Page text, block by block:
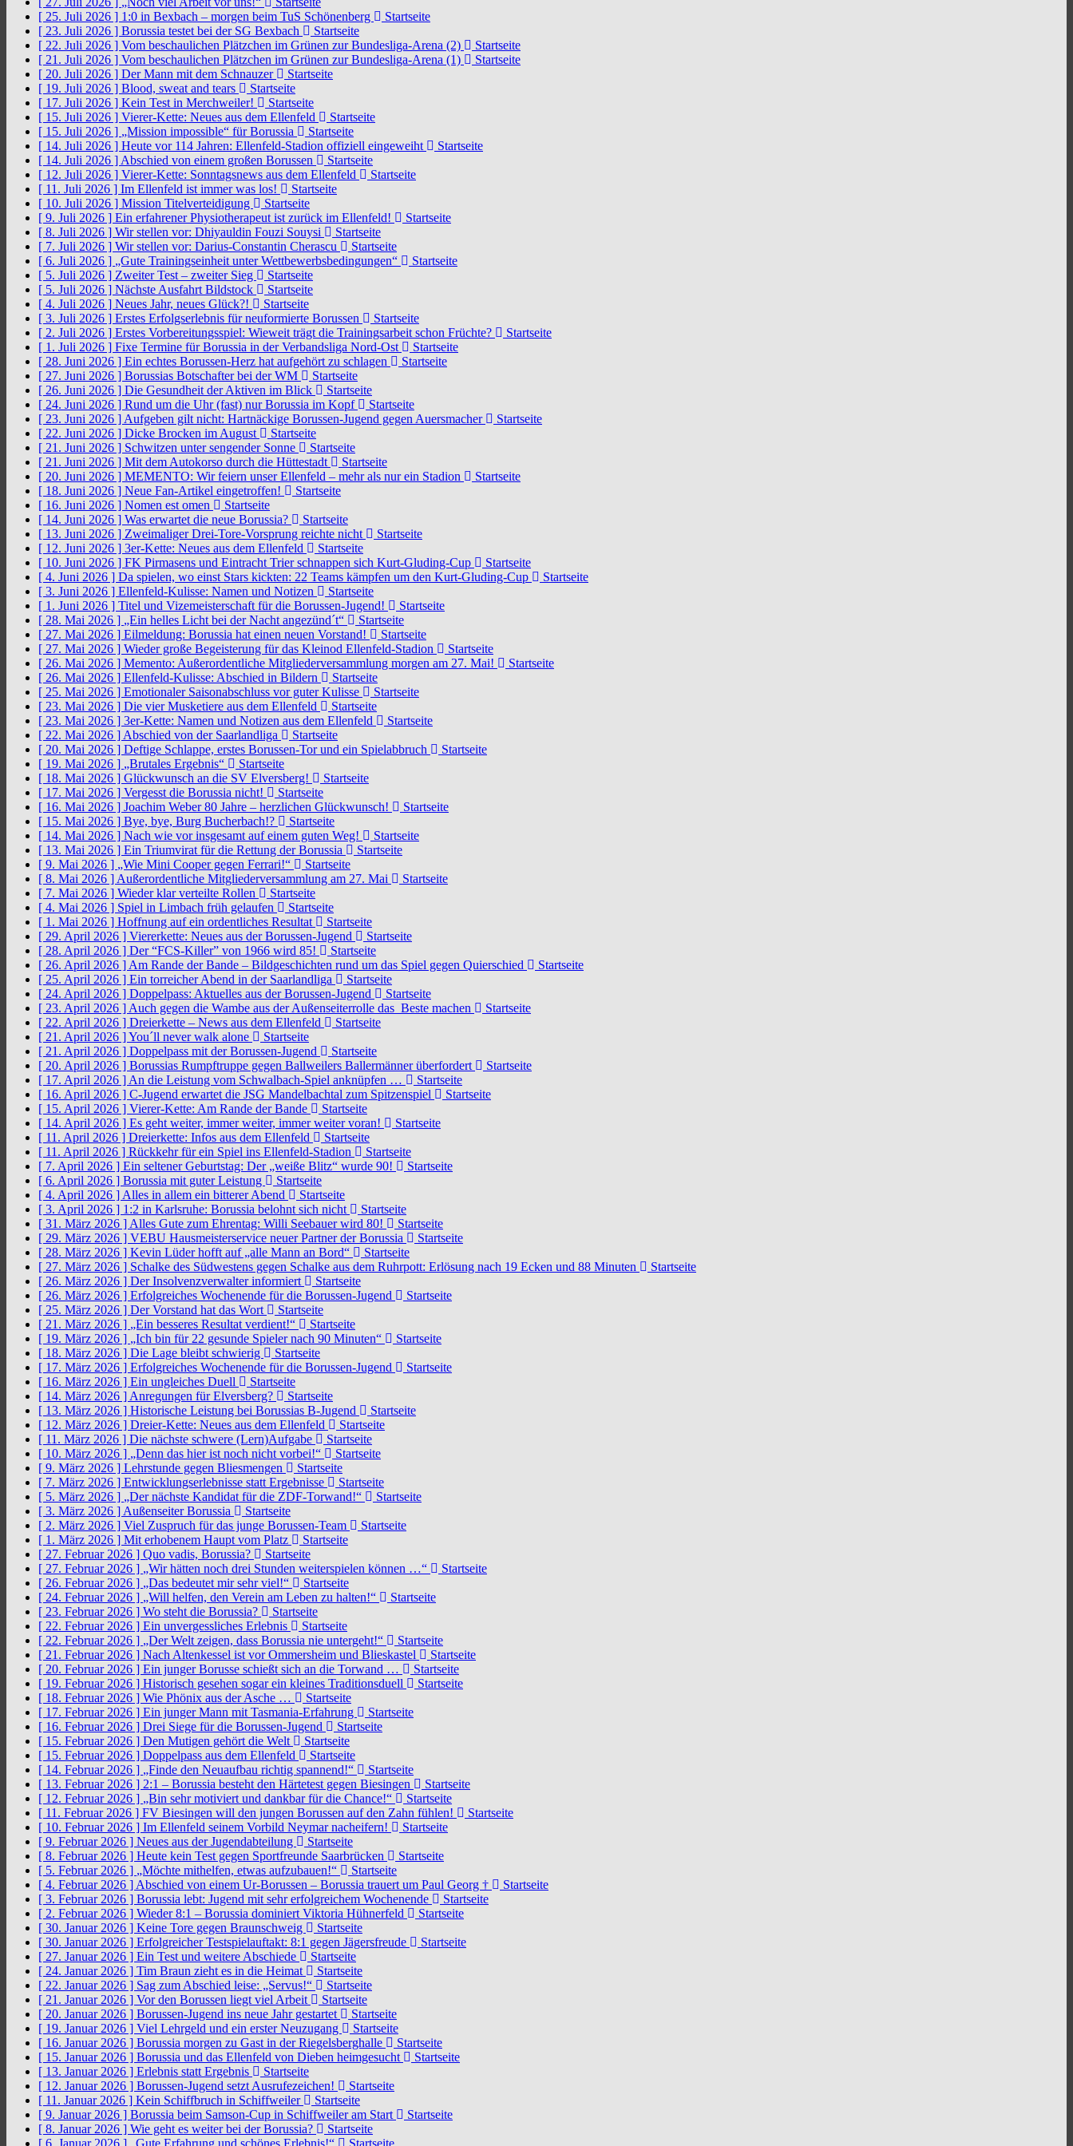
[ 25. Juli 2026 ] 1:0 in Bexbach – morgen beim TuS Schönenberg
Startseite
[ 23. Juli 2026 ] Borussia testet bei der SG Bexbach
Startseite
[ 22. Juli 2026 ] Vom beschaulichen Plätzchen im Grünen zur Bundesliga-Arena (2)
Startseite
[ 21. Juli 2026 ] Vom beschaulichen Plätzchen im Grünen zur Bundesliga-Arena (1)
Startseite
[ 20. Juli 2026 ] Der Mann mit dem Schnauzer
Startseite
[ 19. Juli 2026 ] Blood, sweat and tears
Startseite
[ 17. Juli 2026 ] Kein Test in Merchweiler!
Startseite
[ 15. Juli 2026 ] Vierer-Kette: Neues aus dem Ellenfeld
Startseite
[ 15. Juli 2026 ] „Mission impossible“ für Borussia
Startseite
[ 14. Juli 2026 ] Heute vor 114 Jahren: Ellenfeld-Stadion offiziell eingeweiht
Startseite
[ 14. Juli 2026 ] Abschied von einem großen Borussen
Startseite
[ 12. Juli 2026 ] Vierer-Kette: Sonntagsnews aus dem Ellenfeld
Startseite
[ 11. Juli 2026 ] Im Ellenfeld ist immer was los!
Startseite
[ 10. Juli 2026 ] Mission Titelverteidigung
Startseite
[ 9. Juli 2026 ] Ein erfahrener Physiotherapeut ist zurück im Ellenfeld!
Startseite
[ 8. Juli 2026 ] Wir stellen vor: Dhiyauldin Fouzi Souysi
Startseite
[ 7. Juli 2026 ] Wir stellen vor: Darius-Constantin Cherascu
Startseite
[ 6. Juli 2026 ] „Gute Trainingseinheit unter Wettbewerbsbedingungen“
Startseite
[ 5. Juli 2026 ] Zweiter Test – zweiter Sieg
Startseite
[ 5. Juli 2026 ] Nächste Ausfahrt Bildstock
Startseite
[ 4. Juli 2026 ] Neues Jahr, neues Glück?!
Startseite
[ 3. Juli 2026 ] Erstes Erfolgserlebnis für neuformierte Borussen
Startseite
[ 2. Juli 2026 ] Erstes Vorbereitungsspiel: Wieweit trägt die Trainingsarbeit schon Früchte?
Startseite
[ 1. Juli 2026 ] Fixe Termine für Borussia in der Verbandsliga Nord-Ost
Startseite
[ 28. Juni 2026 ] Ein echtes Borussen-Herz hat aufgehört zu schlagen
Startseite
[ 27. Juni 2026 ] Borussias Botschafter bei der WM
Startseite
[ 26. Juni 2026 ] Die Gesundheit der Aktiven im Blick
Startseite
[ 24. Juni 2026 ] Rund um die Uhr (fast) nur Borussia im Kopf
Startseite
[ 23. Juni 2026 ] Aufgeben gilt nicht: Hartnäckige Borussen-Jugend gegen Auersmacher
Startseite
[ 22. Juni 2026 ] Dicke Brocken im August
Startseite
[ 21. Juni 2026 ] Schwitzen unter sengender Sonne
Startseite
[ 21. Juni 2026 ] Mit dem Autokorso durch die Hüttestadt
Startseite
[ 20. Juni 2026 ] MEMENTO: Wir feiern unser Ellenfeld – mehr als nur ein Stadion
Startseite
[ 18. Juni 2026 ] Neue Fan-Artikel eingetroffen!
Startseite
[ 16. Juni 2026 ] Nomen est omen
Startseite
[ 14. Juni 2026 ] Was erwartet die neue Borussia?
Startseite
[ 13. Juni 2026 ] Zweimaliger Drei-Tore-Vorsprung reichte nicht
Startseite
[ 12. Juni 2026 ] 3er-Kette: Neues aus dem Ellenfeld
Startseite
[ 10. Juni 2026 ] FK Pirmasens und Eintracht Trier schnappen sich Kurt-Gluding-Cup
Startseite
[ 4. Juni 2026 ] Da spielen, wo einst Stars kickten: 22 Teams kämpfen um den Kurt-Gluding-Cup
Startseite
[ 3. Juni 2026 ] Ellenfeld-Kulisse: Namen und Notizen
Startseite
[ 1. Juni 2026 ] Titel und Vizemeisterschaft für die Borussen-Jugend!
Startseite
[ 28. Mai 2026 ] „Ein helles Licht bei der Nacht angezünd´t“
Startseite
[ 27. Mai 2026 ] Eilmeldung: Borussia hat einen neuen Vorstand!
Startseite
[ 27. Mai 2026 ] Wieder große Begeisterung für das Kleinod Ellenfeld-Stadion
Startseite
[ 26. Mai 2026 ] Memento: Außerordentliche Mitgliederversammlung morgen am 27. Mai!
Startseite
[ 26. Mai 2026 ] Ellenfeld-Kulisse: Abschied in Bildern
Startseite
[ 25. Mai 2026 ] Emotionaler Saisonabschluss vor guter Kulisse
Startseite
[ 23. Mai 2026 ] Die vier Musketiere aus dem Ellenfeld
Startseite
[ 23. Mai 2026 ] 3er-Kette: Namen und Notizen aus dem Ellenfeld
Startseite
[ 22. Mai 2026 ] Abschied von der Saarlandliga
Startseite
[ 20. Mai 2026 ] Deftige Schlappe, erstes Borussen-Tor und ein Spielabbruch
Startseite
[ 19. Mai 2026 ] „Brutales Ergebnis“
Startseite
[ 18. Mai 2026 ] Glückwunsch an die SV Elversberg!
Startseite
[ 17. Mai 2026 ] Vergesst die Borussia nicht!
Startseite
[ 16. Mai 2026 ] Joachim Weber 80 Jahre – herzlichen Glückwunsch!
Startseite
[ 15. Mai 2026 ] Bye, bye, Burg Bucherbach!?
Startseite
[ 14. Mai 2026 ] Nach wie vor insgesamt auf einem guten Weg!
Startseite
[ 13. Mai 2026 ] Ein Triumvirat für die Rettung der Borussia
Startseite
[ 9. Mai 2026 ] „Wie Mini Cooper gegen Ferrari!“
Startseite
[ 8. Mai 2026 ] Außerordentliche Mitgliederversammlung am 27. Mai
Startseite
[ 7. Mai 2026 ] Wieder klar verteilte Rollen
Startseite
[ 4. Mai 2026 ] Spiel in Limbach früh gelaufen
Startseite
[ 1. Mai 2026 ] Hoffnung auf ein ordentliches Resultat
Startseite
[ 29. April 2026 ] Viererkette: Neues aus der Borussen-Jugend
Startseite
[ 28. April 2026 ] Der “FCS-Killer” von 1966 wird 85!
Startseite
[ 26. April 2026 ] Am Rande der Bande – Bildgeschichten rund um das Spiel gegen Quierschied
Startseite
[ 25. April 2026 ] Ein torreicher Abend in der Saarlandliga
Startseite
[ 24. April 2026 ] Doppelpass: Aktuelles aus der Borussen-Jugend
Startseite
[ 23. April 2026 ] Auch gegen die Wambe aus der Außenseiterrolle das Beste machen
Startseite
[ 22. April 2026 ] Dreierkette – News aus dem Ellenfeld
Startseite
[ 21. April 2026 ]You´ll never walk alone
Startseite
[ 21. April 2026 ] Doppelpass mit der Borussen-Jugend
Startseite
[ 20. April 2026 ] Borussias Rumpftruppe gegen Ballweilers Ballermänner überfordert
Startseite
[ 17. April 2026 ] An die Leistung vom Schwalbach-Spiel anknüpfen …
Startseite
[ 16. April 2026 ] C-Jugend erwartet die JSG Mandelbachtal zum Spitzenspiel
Startseite
[ 15. April 2026 ] Vierer-Kette: Am Rande der Bande
Startseite
[ 14. April 2026 ] Es geht weiter, immer weiter, immer weiter voran!
Startseite
[ 11. April 2026 ] Dreierkette: Infos aus dem Ellenfeld
Startseite
[ 11. April 2026 ] Rückkehr für ein Spiel ins Ellenfeld-Stadion
Startseite
[ 7. April 2026 ] Ein seltener Geburtstag: Der „weiße Blitz“ wurde 90!
Startseite
[ 6. April 2026 ] Borussia mit guter Leistung
Startseite
[ 4. April 2026 ] Alles in allem ein bitterer Abend
Startseite
[ 3. April 2026 ] 1:2 in Karlsruhe: Borussia belohnt sich nicht
Startseite
[ 31. März 2026 ] Alles Gute zum Ehrentag: Willi Seebauer wird 80!
Startseite
[ 29. März 2026 ] VEBU Hausmeisterservice neuer Partner der Borussia
Startseite
[ 28. März 2026 ] Kevin Lüder hofft auf „alle Mann an Bord“
Startseite
[ 27. März 2026 ] Schalke des Südwestens gegen Schalke aus dem Ruhrpott: Erlösung nach 19 Ecken und 88 Minuten
Startseite
[ 26. März 2026 ] Der Insolvenzverwalter informiert
Startseite
[ 26. März 2026 ] Erfolgreiches Wochenende für die Borussen-Jugend
Startseite
[ 25. März 2026 ] Der Vorstand hat das Wort
Startseite
[ 21. März 2026 ] „Ein besseres Resultat verdient!“
Startseite
[ 19. März 2026 ] „Ich bin für 22 gesunde Spieler nach 90 Minuten“
Startseite
[ 18. März 2026 ] Die Lage bleibt schwierig
Startseite
[ 17. März 2026 ] Erfolgreiches Wochenende für die Borussen-Jugend
Startseite
[ 16. März 2026 ] Ein ungleiches Duell
Startseite
[ 14. März 2026 ] Anregungen für Elversberg?
Startseite
[ 13. März 2026 ] Historische Leistung bei Borussias B-Jugend
Startseite
[ 12. März 2026 ] Dreier-Kette: Neues aus dem Ellenfeld
Startseite
[ 11. März 2026 ] Die nächste schwere (Lern)Aufgabe
Startseite
[ 10. März 2026 ] „Denn das hier ist noch nicht vorbei!“
Startseite
[ 9. März 2026 ] Lehrstunde gegen Bliesmengen
Startseite
[ 7. März 2026 ] Entwicklungserlebnisse statt Ergebnisse
Startseite
[ 5. März 2026 ] „Der nächste Kandidat für die ZDF-Torwand!“
Startseite
[ 3. März 2026 ] Außenseiter Borussia
Startseite
[ 2. März 2026 ] Viel Zuspruch für das junge Borussen-Team
Startseite
[ 1. März 2026 ] Mit erhobenem Haupt vom Platz
Startseite
[ 27. Februar 2026 ] Quo vadis, Borussia?
Startseite
[ 27. Februar 2026 ] „Wir hätten noch drei Stunden weiterspielen können …“
Startseite
[ 26. Februar 2026 ] „Das bedeutet mir sehr viel!“
Startseite
[ 24. Februar 2026 ] „Will helfen, den Verein am Leben zu halten!“
Startseite
[ 23. Februar 2026 ] Wo steht die Borussia?
Startseite
[ 22. Februar 2026 ] Ein unvergessliches Erlebnis
Startseite
[ 22. Februar 2026 ] „Der Welt zeigen, dass Borussia nie untergeht!“
Startseite
[ 21. Februar 2026 ] Nach Altenkessel ist vor Ommersheim und Blieskastel
Startseite
[ 20. Februar 2026 ] Ein junger Borusse schießt sich an die Torwand …
Startseite
[ 19. Februar 2026 ] Historisch gesehen sogar ein kleines Traditionsduell
Startseite
[ 18. Februar 2026 ] Wie Phönix aus der Asche …
Startseite
[ 17. Februar 2026 ] Ein junger Mann mit Tasmania-Erfahrung
Startseite
[ 16. Februar 2026 ] Drei Siege für die Borussen-Jugend
Startseite
[ 15. Februar 2026 ] Den Mutigen gehört die Welt
Startseite
[ 15. Februar 2026 ] Doppelpass aus dem Ellenfeld
Startseite
[ 14. Februar 2026 ] „Finde den Neuaufbau richtig spannend!“
Startseite
[ 13. Februar 2026 ] 2:1 – Borussia besteht den Härtetest gegen Biesingen
Startseite
[ 12. Februar 2026 ] „Bin sehr motiviert und dankbar für die Chance!“
Startseite
[ 11. Februar 2026 ] FV Biesingen will den jungen Borussen auf den Zahn fühlen!
Startseite
[ 10. Februar 2026 ] Im Ellenfeld seinem Vorbild Neymar nacheifern!
Startseite
[ 9. Februar 2026 ] Neues aus der Jugendabteilung
Startseite
[ 8. Februar 2026 ] Heute kein Test gegen Sportfreunde Saarbrücken
Startseite
[ 5. Februar 2026 ] „Möchte mithelfen, etwas aufzubauen!“
Startseite
[ 4. Februar 2026 ] Abschied von einem Ur-Borussen – Borussia trauert um Paul Georg †
Startseite
[ 3. Februar 2026 ] Borussia lebt: Jugend mit sehr erfolgreichem Wochenende
Startseite
[ 2. Februar 2026 ] Wieder 8:1 – Borussia dominiert Viktoria Hühnerfeld
Startseite
[ 30. Januar 2026 ] Keine Tore gegen Braunschweig
Startseite
[ 30. Januar 2026 ] Erfolgreicher Testspielauftakt: 8:1 gegen Jägersfreude
Startseite
[ 27. Januar 2026 ] Ein Test und weitere Abschiede
Startseite
[ 24. Januar 2026 ] Tim Braun zieht es in die Heimat
Startseite
[ 22. Januar 2026 ] Sag zum Abschied leise: „Servus!“
Startseite
[ 21. Januar 2026 ] Vor den Borussen liegt viel Arbeit
Startseite
[ 20. Januar 2026 ] Borussen-Jugend ins neue Jahr gestartet
Startseite
[ 19. Januar 2026 ] Viel Lehrgeld und ein erster Neuzugang
Startseite
[ 16. Januar 2026 ] Borussia morgen zu Gast in der Riegelsberghalle
Startseite
[ 15. Januar 2026 ] Borussia und das Ellenfeld von Dieben heimgesucht
Startseite
[ 13. Januar 2026 ] Erlebnis statt Ergebnis
Startseite
[ 12. Januar 2026 ] Borussen-Jugend setzt Ausrufezeichen!
Startseite
[ 11. Januar 2026 ] Kein Schiffbruch in Schiffweiler
Startseite
[ 9. Januar 2026 ] Borussia beim Samson-Cup in Schiffweiler am Start
Startseite
[ 8. Januar 2026 ] Wie geht es weiter bei der Borussia?
Startseite
[ 6. Januar 2026 ]
„Gute Erfahrung und schönes Erlebnis!“ Startseite